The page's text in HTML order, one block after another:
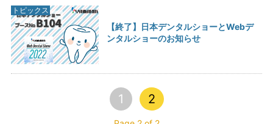
トピックス
【終了】日本デンタルショーとWebデ
ンタルショーのお知らせ
1 2